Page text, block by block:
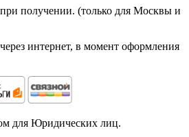
получении. (только для Москвы и
интернет, в момент оформления
для Юридических лиц.